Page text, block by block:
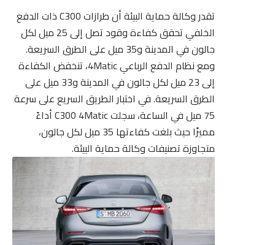
تقدر وكالة حماية البيئة أن طرازات C300 ذات الدفع
الخلفي تحقق كفاءة وقود تصل إلى 25 ميل لكل
جالون في المدينة و35 ميل على الطرق السريعة.
ومع نظام الدفع الرباعي 4Matic، تنخفض الكفاءة
إلى 23 ميل لكل جالون في المدينة و33 ميل على
الطرق السريعة. في اختبار الطريق السريع على سرعة
75 ميل في الساعة، سجلت C300 4Matic أداءً
مميزًا حيث بلغت كفاءتها 35 ميل لكل جالون،
متجاوزة تصنيفات وكالة حماية البيئة.